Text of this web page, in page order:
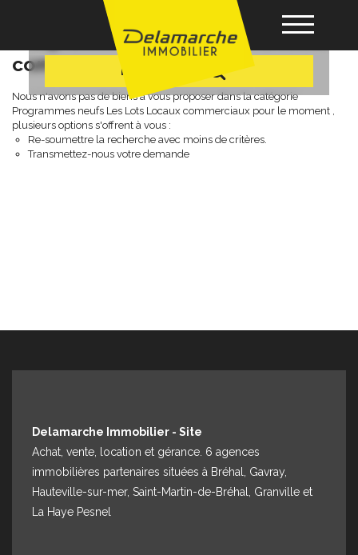
Acheter
Louer
Recherche
Programmes neufs les lots locaux
commerciaux
Nous n'avons pas de biens à vous proposer dans la catégorie
Programmes neufs Les Lots Locaux commerciaux pour le moment ,
plusieurs options s'offrent à vous :
Re-soumettre la recherche avec moins de critères.
Transmettez-nous votre demande
Delamarche Immobilier - Site
Achat, vente, location et gérance. 6 agences
immobilières partenaires situées à Bréhal, Gavray,
Hauteville-sur-mer, Saint-Martin-de-Bréhal, Granville et
La Haye Pesnel